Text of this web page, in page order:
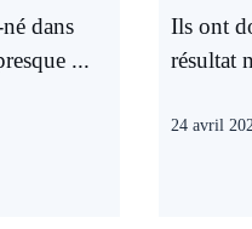
dans
...
Ils ont
résultat
24 avril